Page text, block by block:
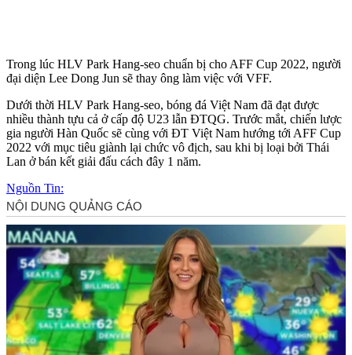
Trong lúc HLV Park Hang-seo chuẩn bị cho AFF Cup 2022, người
đại diện Lee Dong Jun sẽ thay ông làm việc với VFF.
Dưới thời HLV Park Hang-seo, bóng đá Việt Nam đã đạt được
nhiều thành tựu cả ở cấp độ U23 lẫn ĐTQG. Trước mắt, chiến lược
gia người Hàn Quốc sẽ cùng với ĐT Việt Nam hướng tới AFF Cup
2022 với mục tiêu giành lại chức vô địch, sau khi bị loại bởi Thái
Lan ở bán kết giải đấu cách đây 1 năm.
Nguồn Tin: